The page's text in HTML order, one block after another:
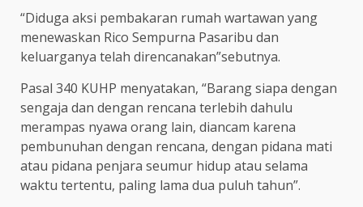
“Diduga aksi pembakaran rumah wartawan yang
menewaskan Rico Sempurna Pasaribu dan
keluarganya telah direncanakan”sebutnya.
Pasal 340 KUHP menyatakan, “Barang siapa dengan
sengaja dan dengan rencana terlebih dahulu
merampas nyawa orang lain, diancam karena
pembunuhan dengan rencana, dengan pidana mati
atau pidana penjara seumur hidup atau selama
waktu tertentu, paling lama dua puluh tahun”.